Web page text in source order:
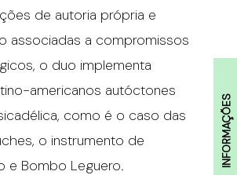
INFORMAÇÕES
de autoria própria e
associadas a compromissos
o duo implementa
americanos autóctones
como é o caso das
o instrumento de
e Bombo Leguero.